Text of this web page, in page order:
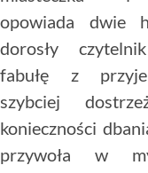
opowiada dwie
dorosły
fabułę z
szybciej
konieczności
przywoła w